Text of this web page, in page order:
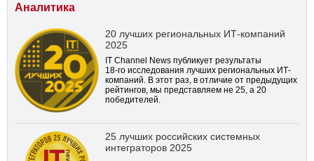
Аналитика
20 лучших региональных ИТ-компаний
2025
IT Channel News публикует результаты
18-го исследования лучших региональных ИТ-
компаний. В этот раз, в отличие от предыдущих
рейтингов, мы представляем не 25, а 20
победителей.
25 лучших российских системных
интеграторов 2025